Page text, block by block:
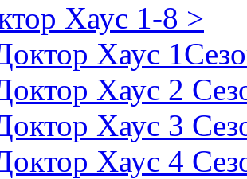
Хаус 1-8 >
Хаус
Хаус 2
Хаус 3
Хаус 4